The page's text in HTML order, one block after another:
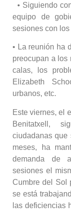
• Siguiendo
equipo de
sesiones con
• La reunión ha
preocupan a los
calas, los
Elizabeth
urbanos, etc.
Este viernes, el
Benitatxell,
ciudadanas que
meses, ha
demanda de
sesiones el
Cumbre del Sol
se está
las deficiencias